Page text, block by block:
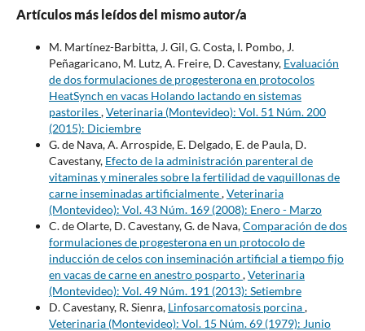
Artículos más leídos del mismo autor/a
M. Martínez-Barbitta, J. Gil, G. Costa, I. Pombo, J.
Peñagaricano, M. Lutz, A. Freire, D. Cavestany, Evaluación
de dos formulaciones de progesterona en protocolos
HeatSynch en vacas Holando lactando en sistemas
pastoriles,Veterinaria (Montevideo): Vol. 51 Núm. 200
(2015): Diciembre
G. de Nava, A. Arrospide, E. Delgado, E. de Paula, D.
Cavestany, Efecto de la administración parenteral de
vitaminas y minerales sobre la fertilidad de vaquillonas de
carne inseminadas artificialmente,Veterinaria
(Montevideo): Vol. 43 Núm. 169 (2008): Enero - Marzo
C. de Olarte, D. Cavestany, G. de Nava,Comparación de dos
formulaciones de progesterona en un protocolo de
inducción de celos con inseminación artificial a tiempo fijo
en vacas de carne en anestro posparto,Veterinaria
(Montevideo): Vol. 49 Núm. 191 (2013): Setiembre
D. Cavestany, R. Sienra, Linfosarcomatosis porcina,
Veterinaria (Montevideo): Vol. 15 Núm. 69 (1979): Junio